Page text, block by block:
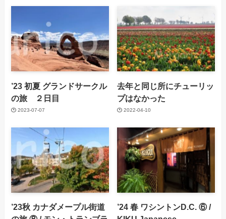
’23 初夏 グランドサークル
の旅 ２日目
2023-07-07
去年と同じ所にチューリッ
プはなかった
2022-04-10
’23秋 カナダメープル街道
’24 春 ワシントンD.C. ⑥ /